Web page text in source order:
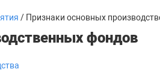
/ Признаки основных
фондов